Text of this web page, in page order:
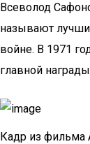
Всеволод
называют
войне. В 1971
главной
Кадр из фильма